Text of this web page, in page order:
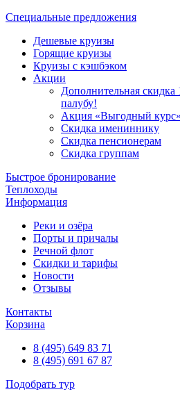
Специальные предложения
Дешевые круизы
Горящие круизы
Круизы с кэшбэком
Акции
Дополнительная
палубу!
Акция «Выгодный курс»
Скидка имениннику
Скидка пенсионерам
Скидка группам
Быстрое бронирование
Теплоходы
Информация
Реки и озёра
Порты и причалы
Речной флот
Скидки и тарифы
Новости
Отзывы
Контакты
Корзина
8 (495) 649 83 71
8 (495) 691 67 87
Подобрать тур